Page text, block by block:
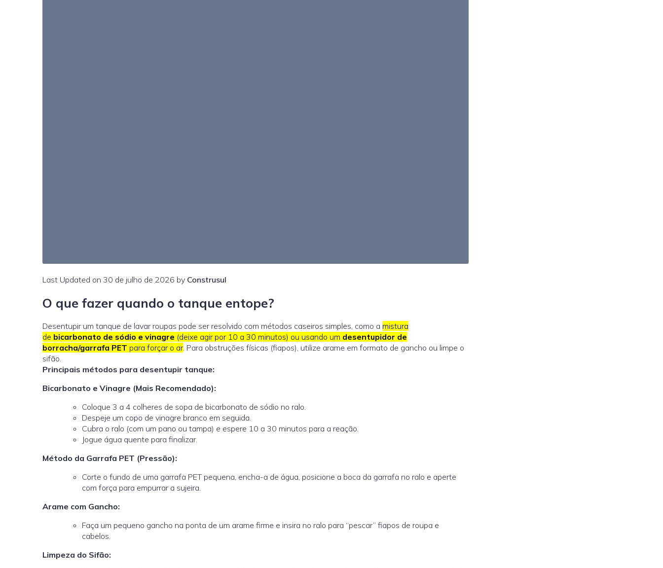
Last Updated on 30 de julho de 2026 by Construsul
O que fazer quando o tanque entope?
Desentupir um tanque de lavar roupas pode ser resolvido com métodos caseiros simples, como a mistura
de bicarbonato de sódio e vinagre (deixe agir por 10 a 30 minutos) ou usando um desentupidor de
borracha/garrafa PET para forçar o ar. Para obstruções físicas (fiapos), utilize arame em formato de gancho ou limpe o
sifão.
Principais métodos para desentupir tanque:
Bicarbonato e Vinagre (Mais Recomendado):
Coloque 3 a 4 colheres de sopa de bicarbonato de sódio no ralo.
Despeje um copo de vinagre branco em seguida.
Cubra o ralo (com um pano ou tampa) e espere 10 a 30 minutos para a reação.
Jogue água quente para finalizar.
Método da Garrafa PET (Pressão):
Corte o fundo de uma garrafa PET pequena, encha-a de água, posicione a boca da garrafa no ralo e aperte
com força para empurrar a sujeira.
Arame com Gancho:
Faça um pequeno gancho na ponta de um arame firme e insira no ralo para “pescar” fiapos de roupa e
cabelos.
Limpeza do Sifão: